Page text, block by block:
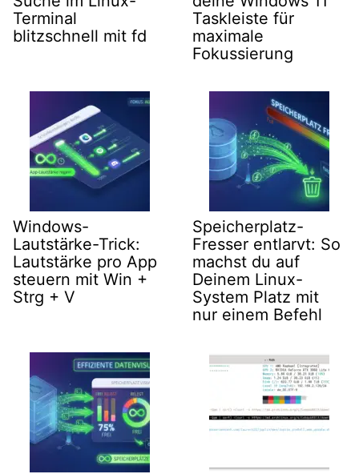
Terminal
blitzschnell mit fd
Taskleiste für
maximale
Fokussierung
Windows-
Lautstärke-Trick:
Lautstärke pro App
steuern mit Win +
Strg + V
Speicherplatz-
Fresser entlarvt: So
machst du auf
Deinem Linux-
System Platz mit
nur einem Befehl